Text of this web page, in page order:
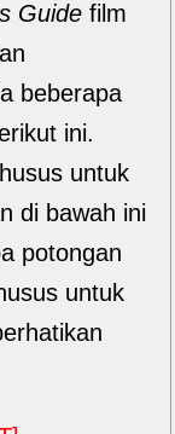
Guide film
beberapa
ini.
untuk
di bawah ini
potongan
untuk